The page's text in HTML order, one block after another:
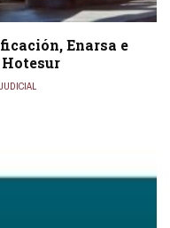
Enarsa e
Hotesur